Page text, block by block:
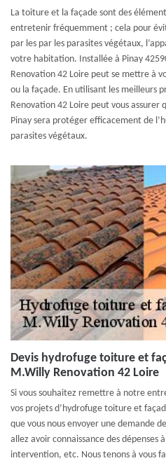
La toiture et la façade sont des
entretenir fréquemment ; cela pour
par les par les parasites végétaux,
votre habitation. Installée à Pinay
Renovation 42 Loire peut se mettre à
ou la façade. En utilisant les meilleurs
Renovation 42 Loire peut vous
Pinay sera protéger efficacement de
parasites végétaux.
Devis hydrofuge toiture et
M.Willy Renovation 42 Loire
Si vous souhaitez remettre à notre
vos projets d’hydrofuge toiture et
que vous nous envoyer une demande
allez avoir connaissance des dépenses
intervention, etc. Nous tenons à vous